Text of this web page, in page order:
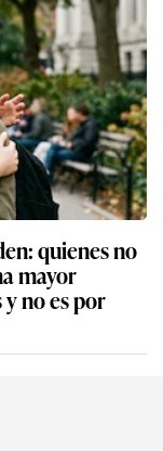
quienes no
mayor
no es por